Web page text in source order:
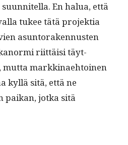
En halua, että
tukee tätä pro­jek­tia
asun­toraken­nusten
riit­täisi täyt­
mut­ta markki­nae­htoinen
kyl­lä sitä, että ne
paikan, jot­ka sitä